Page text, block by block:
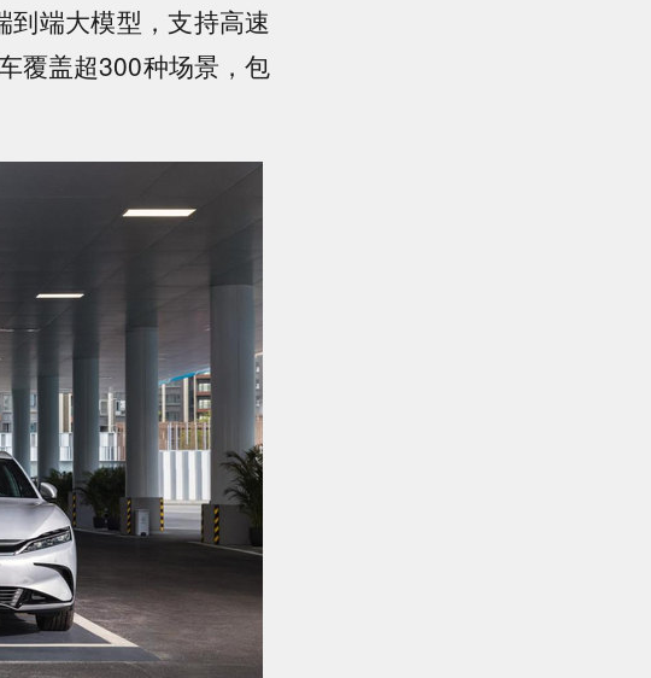
到端大模型，支持高速
覆盖超300种场景，包